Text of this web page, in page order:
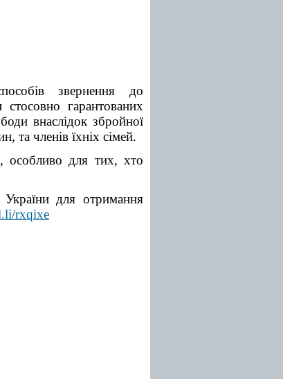
звернення до
гарантованих
внаслідок збройної
та членів їхніх сімей.
особливо для тих, хто
для отримання
rxqixe